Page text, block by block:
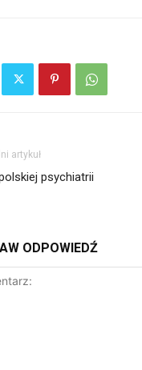
artykuł
psychiatrii
ODPOWIEDŹ